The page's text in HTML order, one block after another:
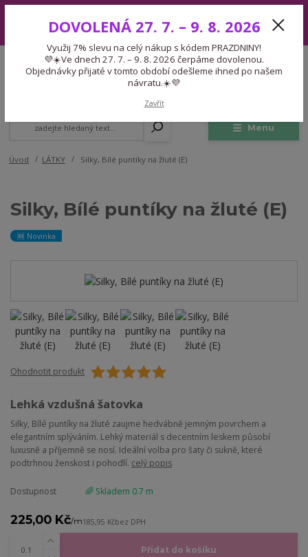
7. – 9. 8. 2026 čerpáme dovolenou. Objednávky přijaté v tomto období
odešleme ihned po našem návratu.☀️💜
Menu
CZK
Expedice 775 866 913
Po-Čt 9-15:30 Pá 9-14:30 Pauza 13-13:45
Úvod LÁTKY Silky, Bílé puntíky na žluté (E)
Silky, Bílé puntíky na žluté (E)
🆕 Novinka
Ohodnotit produkt
Lehká vzdušná šatovka
Silky, Bílé puntíky na žluté zaujme hedvábně jemným povrchem a
elegantním splýváním. Lehký materiál s decentním leskem působí
luxusně a příjemně se nosí. Ideální volba pro šaty či sukně, které
podtrhnou ženskost i pohodlí. celý popis
Dostupnost 🌈 Skladem 0.7 m
225,00 Kč/m185,95 Kčbez DPH
Přidat do košíku
DOVOLENÁ 27. 7. – 9. 8. 2026
Využij 7% slevu na celý nákup s kódem PRAZDNINY!
💜☀️Ve dnech 27. 7. – 9. 8. 2026 čerpáme dovolenou.
Objednávky přijaté v tomto období odešleme ihned po našem
návratu.☀️💜
Zavřít